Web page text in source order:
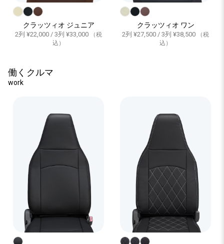
クラッツィオ ジュニア
2列 ¥22,000 / 3列 ¥33,000
（税
込）
クラッツィオ ワン
2列 ¥27,500 / 3列 ¥38,500
（税
込）
働くクルマ
work